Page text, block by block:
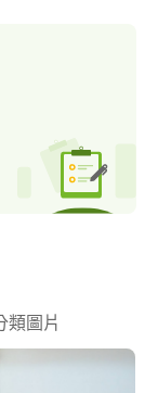
類圖片